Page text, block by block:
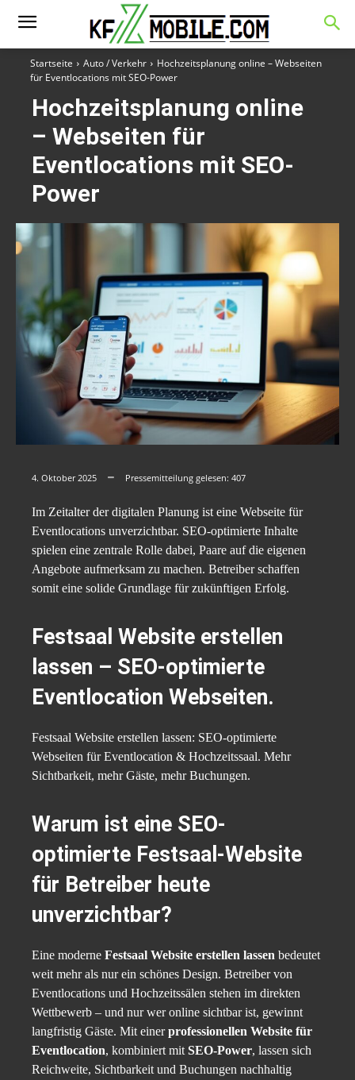
Startseite Auto / Verkehr
Hochzeitsplanung online – Webseiten
für Eventlocations mit SEO-Power
Hochzeitsplanung online
– Webseiten für
Eventlocations mit SEO-
Power
4. Oktober 2025 Pressemitteilung gelesen: 407
Im Zeitalter der digitalen Planung ist eine Webseite für
Eventlocations unverzichtbar. SEO-optimierte Inhalte
spielen eine zentrale Rolle dabei, Paare auf die eigenen
Angebote aufmerksam zu machen. Betreiber schaffen
somit eine solide Grundlage für zukünftigen Erfolg.
Festsaal Website erstellen
lassen – SEO-optimierte
Eventlocation Webseiten.
Festsaal Website erstellen lassen: SEO-optimierte
Webseiten für Eventlocation & Hochzeitssaal. Mehr
Sichtbarkeit, mehr Gäste, mehr Buchungen.
Warum ist eine SEO-
optimierte Festsaal-Website
für Betreiber heute
unverzichtbar?
Eine moderne Festsaal Website erstellen lassen bedeutet
weit mehr als nur ein schönes Design. Betreiber von
Eventlocations und Hochzeitssälen stehen im direkten
Wettbewerb – und nur wer online sichtbar ist, gewinnt
langfristig Gäste. Mit einerprofessionellen Website für
Eventlocation, kombiniert mit SEO-Power, lassen sich
Reichweite, Sichtbarkeit und Buchungen nachhaltig